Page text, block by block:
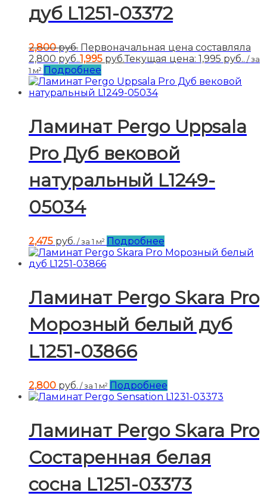
дуб L1251-03372
2,800руб. Первоначальная цена составляла
2,800 руб..1,995 руб.Текущая цена: 1,995 руб.. / за
1 м² Подробнее
Ламинат Pergo Uppsala
Pro Дуб вековой
натуральный L1249-
05034
2,475 руб. / за 1 м² Подробнее
Ламинат Pergo Skara Pro
Морозный белый дуб
L1251-03866
2,800 руб. / за 1 м² Подробнее
Ламинат Pergo Skara Pro
Состаренная белая
сосна L1251-03373